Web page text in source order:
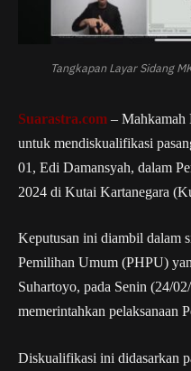
Tangkapan Layar Sidang
Suarastra.com – Mahkamah
untuk mendiskualifikasi
01, Edi Damansyah, dalam
2024 di Kutai Kartanegara
Keputusan ini diambil dalam
Pemilihan Umum (PHPU)
Suhartoyo, pada Senin (24/
memerintahkan pelaksanaan
Diskualifikasi ini didasarkan